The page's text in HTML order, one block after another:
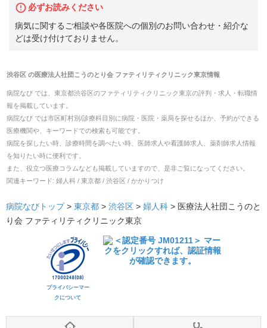
必ずお読みください
病気に関するご相談や各医院への個別のお問い合わせ・紹介な
どは受け付けておりません。
渋谷区の医療法人社団こうのとり会 ファティリティクリニック東京情報
病院なび では、 東京都渋谷区のファティリティクリニック東京の評判・求人・転職情
報を掲載しています。
病院なび では市区町村別/診療科目別に病院・医院・薬局を探せるほか、予約ができる
医療機関や、キーワードでの検索も可能です。
病院を探したい時、診療時間を調べたい時、医師求人や看護師求人、薬剤師求人情報
を知りたい時に便利です。
また、役立つ医療コラムなども掲載していますので、是非ご覧になってください。
関連キーワード: 婦人科 / 東京都 / 渋谷区 / かかりつけ
病院なびトップ > 東京都 > 渋谷区 > 婦人科 > 医療法人社団こうのと
り会 ファティリティクリニック東京
プライバシーマー
クについて